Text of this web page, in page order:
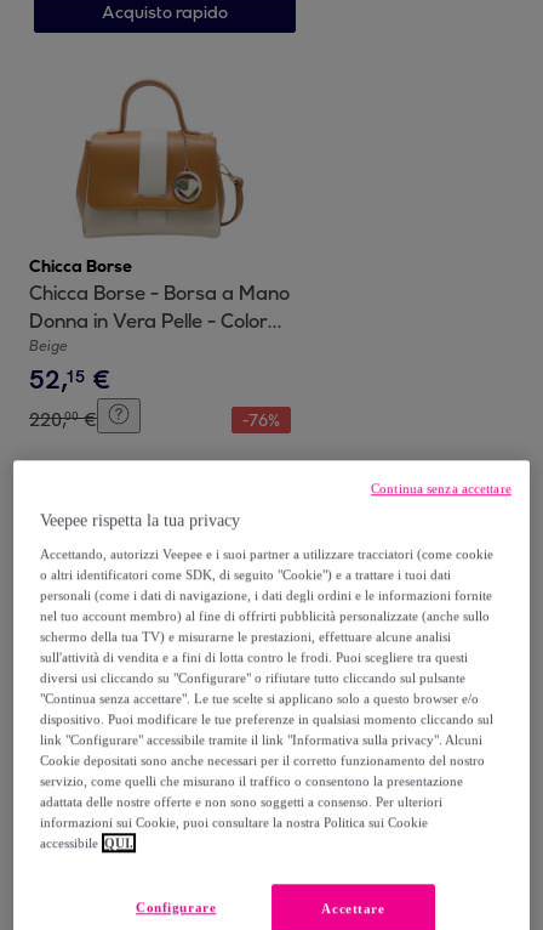
Acquisto rapido
Chicca Borse
Chicca Borse - Borsa a Mano
Donna in Vera Pelle - Colore
Beige - Cuoio
Beige
52,15 €
220,00 € -76%
Chicca Borse
Chicca Borse - Borsa a
Spalla Donna in Vera Pelle -
Colore Dollaro Nero
Nero
52,15 €
77%
Veepee rispetta la tua privacy
Accettando, autorizzi Veepee e i suoi partner a utilizzare tracciatori (come cookie
o altri identificatori come SDK, di seguito "Cookie") e a trattare i tuoi dati
personali (come i dati di navigazione, i dati degli ordini e le informazioni fornite
nel tuo account membro) al fine di offrirti pubblicità personalizzate (anche sullo
schermo della tua TV) e misurarne le prestazioni, effettuare alcune analisi
sull'attività di vendita e a fini di lotta contro le frodi. Puoi scegliere tra questi
diversi usi cliccando su "Configurare" o rifiutare tutto cliccando sul pulsante
"Continua senza accettare". Le tue scelte si applicano solo a questo browser e/o
dispositivo. Puoi modificare le tue preferenze in qualsiasi momento cliccando sul
link "Configurare" accessibile tramite il link "Informativa sulla privacy". Alcuni
Cookie depositati sono anche necessari per il corretto funzionamento del nostro
servizio, come quelli che misurano il traffico o consentono la presentazione
adattata delle nostre offerte e non sono soggetti a consenso. Per ulteriori
informazioni sui Cookie, puoi consultare la nostra Politica sui Cookie
accessibile QUI.
Accettare
Configurare
Continua senza accettare